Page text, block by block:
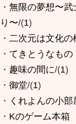
・ 無限の夢想〜武
り〜/(1)
・ 二次元は文化の
・ てきとうなもの
・ 趣味の間に/(1)
・ 御堂/(1)
・ くれよんの小部
・ Kのゲーム本箱